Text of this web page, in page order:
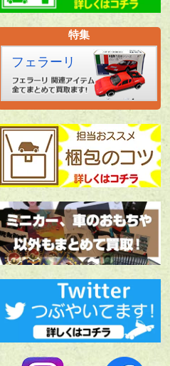
山梨県富士吉田市のミニカーの買
ホットウィールコレクションを
特集
フェラーリ